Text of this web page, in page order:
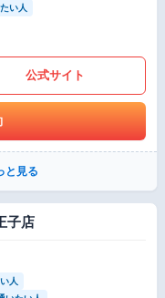
い人
公式サイト
と見る
子店
人